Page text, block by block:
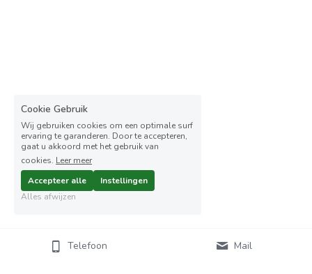
Telefoon Mail
Cookie Gebruik
Wij gebruiken cookies om een optimale surf
ervaring te garanderen. Door te accepteren,
gaat u akkoord met het gebruik van
cookies. Leer meer
Accepteer alle
Instellingen
Alles afwijzen